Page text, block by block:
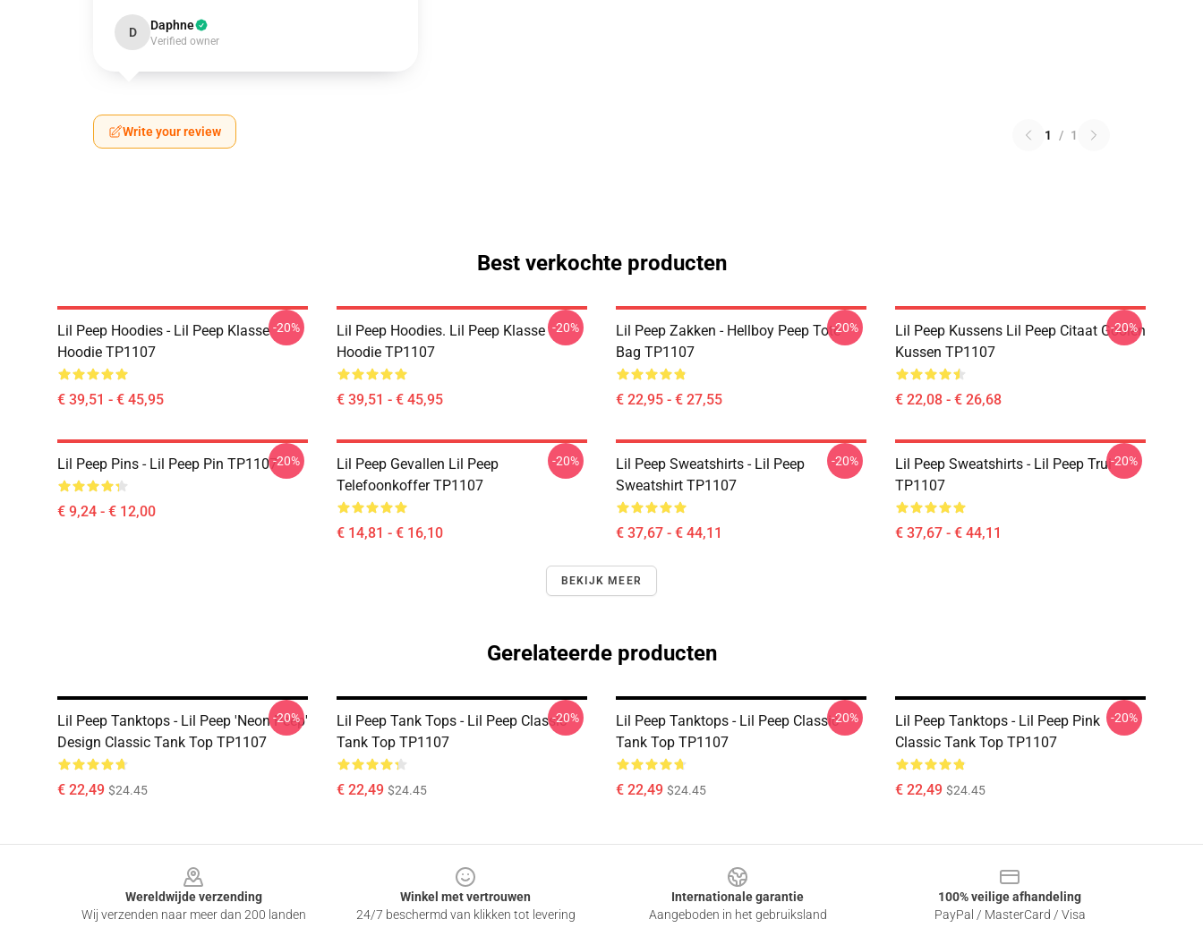
D Daphne
Verified owner
Write your review 1 / 1
Best verkochte producten
Lil Peep Hoodies - Lil Peep Klasse
Hoodie TP1107
€ 39,51 - € 45,95
-20%
Lil Peep Hoodies. Lil Peep Klasse
Hoodie TP1107
€ 39,51 - € 45,95
-20%
Lil Peep Zakken - Hellboy Peep Tote
Bag TP1107
€ 22,95 - € 27,55
-20%
Lil Peep Kussens Lil Peep Citaat Gooien
Kussen TP1107
€ 22,08 - € 26,68
-20%
Lil Peep Pins - Lil Peep Pin TP1107
€ 9,24 - € 12,00
-20%
Lil Peep Gevallen Lil Peep
Telefoonkoffer TP1107
€ 14,81 - € 16,10
-20%
Lil Peep Sweatshirts - Lil Peep
Sweatshirt TP1107
€ 37,67 - € 44,11
-20%
Lil Peep Sweatshirts - Lil Peep Trui
TP1107
€ 37,67 - € 44,11
-20%
BEKIJK MEER
Gerelateerde producten
Lil Peep Tanktops - Lil Peep 'Neon Peep'
Design Classic Tank Top TP1107
€ 22,49 $24.45
-20%
Lil Peep Tank Tops - Lil Peep Classic
Tank Top TP1107
€ 22,49 $24.45
-20%
Lil Peep Tanktops - Lil Peep Classic
Tank Top TP1107
€ 22,49 $24.45
-20%
Lil Peep Tanktops - Lil Peep Pink
Classic Tank Top TP1107
€ 22,49 $24.45
-20%
Wereldwijde verzending
Wij verzenden naar meer dan 200 landen
Winkel met vertrouwen
24/7 beschermd van klikken tot levering
Internationale garantie
Aangeboden in het gebruiksland
100% veilige afhandeling
PayPal / MasterCard / Visa